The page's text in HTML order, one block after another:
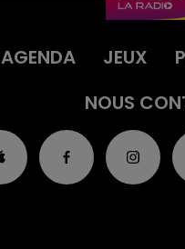
AGENDA JEUX
NOUS